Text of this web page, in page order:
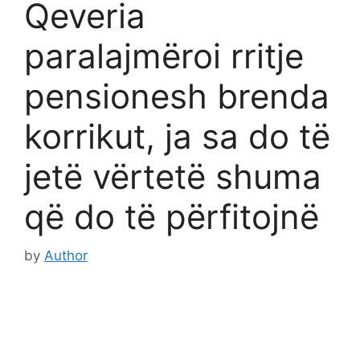
Qeveria
paralajmëroi rritje
pensionesh brenda
korrikut, ja sa do të
jetë vërtetë shuma
që do të përfitojnë
by Author